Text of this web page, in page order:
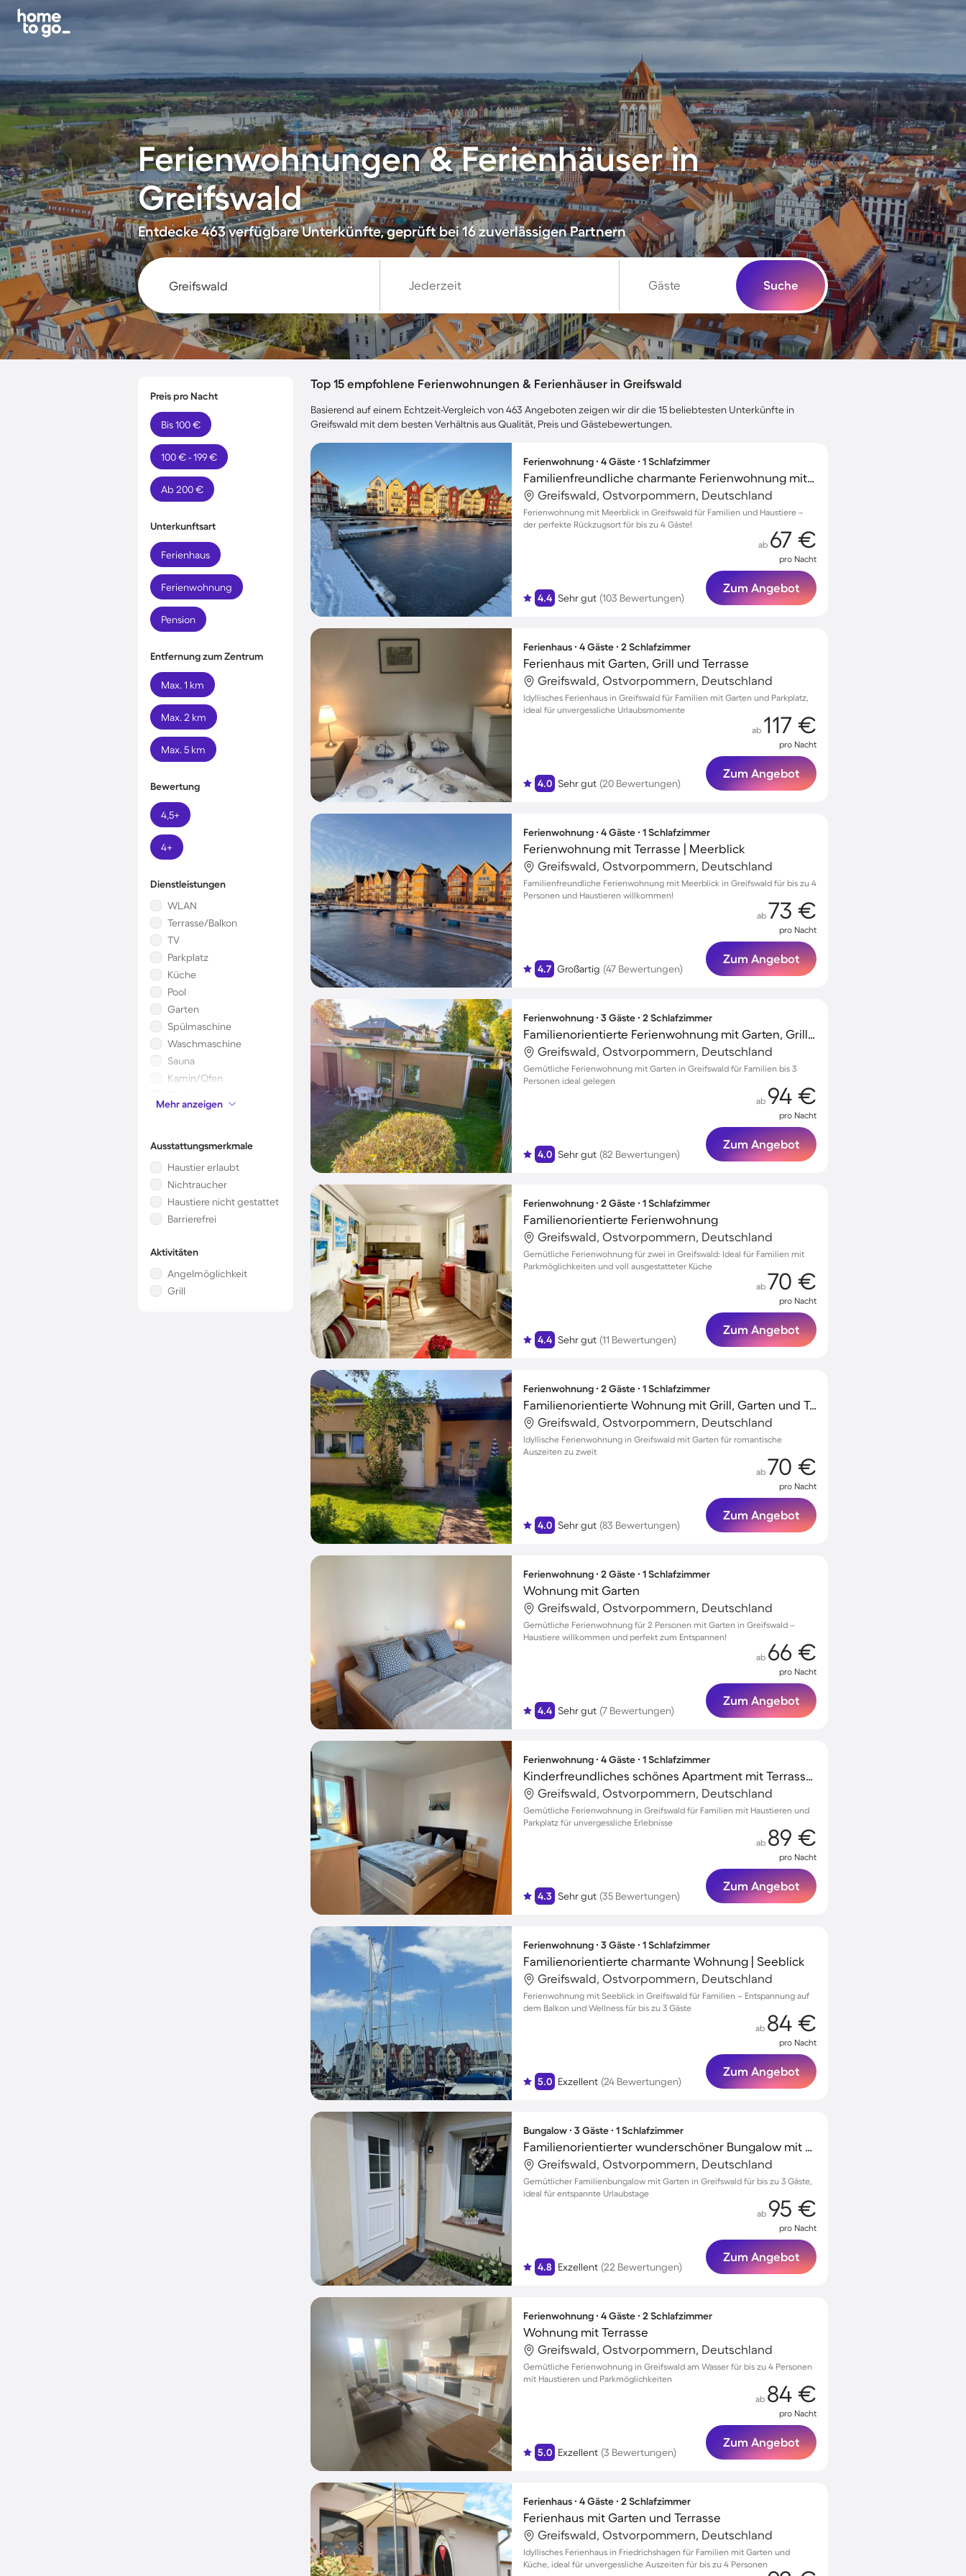
Ferienwohnungen & Ferienhäuser in
Greifswald
Entdecke 463 verfügbare Unterkünfte, geprüft bei 16 zuverlässigen Partnern
Jederzeit Gäste Suche
Preis pro Nacht
Bis 100 €
100 € - 199 €
Ab 200 €
Unterkunftsart
Ferienhaus
Ferienwohnung
Pension
Entfernung zum Zentrum
Max. 1 km
Max. 2 km
Max. 5 km
Bewertung
4,5+
4+
Dienstleistungen
WLAN
Terrasse/Balkon
TV
Parkplatz
Küche
Pool
Garten
Spülmaschine
Waschmaschine
Sauna
Kamin/Ofen
Kinderbett
Mikrowelle
Mehr anzeigen
Ausstattungsmerkmale
Haustier erlaubt
Nichtraucher
Haustiere nicht gestattet
Barrierefrei
Aktivitäten
Angelmöglichkeit
Grill
Top 15 empfohlene Ferienwohnungen & Ferienhäuser in Greifswald
Basierend auf einem Echtzeit-Vergleich von 463 Angeboten zeigen wir dir die 15 beliebtesten Unterkünfte in
Greifswald mit dem besten Verhältnis aus Qualität, Preis und Gästebewertungen.
Ferienwohnung ∙ 4 Gäste ∙ 1 Schlafzimmer
Familienfreundliche charmante Ferienwohnung mit Terrasse | Meerblick | Haustiere erlaubt
Greifswald, Ostvorpommern, Deutschland
Ferienwohnung mit Meerblick in Greifswald für Familien und Haustiere –
der perfekte Rückzugsort für bis zu 4 Gäste!
4.4 Sehr gut (103 Bewertungen)
ab 67 €
pro Nacht
Zum Angebot
Ferienhaus ∙ 4 Gäste ∙ 2 Schlafzimmer
Ferienhaus mit Garten, Grill und Terrasse
Greifswald, Ostvorpommern, Deutschland
Idyllisches Ferienhaus in Greifswald für Familien mit Garten und Parkplatz,
ideal für unvergessliche Urlaubsmomente
4.0 Sehr gut (20 Bewertungen)
ab 117 €
pro Nacht
Zum Angebot
Ferienwohnung ∙ 4 Gäste ∙ 1 Schlafzimmer
Ferienwohnung mit Terrasse | Meerblick
Greifswald, Ostvorpommern, Deutschland
Familienfreundliche Ferienwohnung mit Meerblick in Greifswald für bis zu 4
Personen und Haustieren willkommen!
4.7 Großartig (47 Bewertungen)
ab 73 €
pro Nacht
Zum Angebot
Ferienwohnung ∙ 3 Gäste ∙ 2 Schlafzimmer
Familienorientierte Ferienwohnung mit Garten, Grill und Terrasse
Greifswald, Ostvorpommern, Deutschland
Gemütliche Ferienwohnung mit Garten in Greifswald für Familien bis 3
Personen ideal gelegen
4.0 Sehr gut (82 Bewertungen)
ab 94 €
pro Nacht
Zum Angebot
Ferienwohnung ∙ 2 Gäste ∙ 1 Schlafzimmer
Familienorientierte Ferienwohnung
Greifswald, Ostvorpommern, Deutschland
Gemütliche Ferienwohnung für zwei in Greifswald: Ideal für Familien mit
Parkmöglichkeiten und voll ausgestatteter Küche
4.4 Sehr gut (11 Bewertungen)
ab 70 €
pro Nacht
Zum Angebot
Ferienwohnung ∙ 2 Gäste ∙ 1 Schlafzimmer
Familienorientierte Wohnung mit Grill, Garten und Terrasse
Greifswald, Ostvorpommern, Deutschland
Idyllische Ferienwohnung in Greifswald mit Garten für romantische
Auszeiten zu zweit
4.0 Sehr gut (83 Bewertungen)
ab 70 €
pro Nacht
Zum Angebot
Ferienwohnung ∙ 2 Gäste ∙ 1 Schlafzimmer
Wohnung mit Garten
Greifswald, Ostvorpommern, Deutschland
Gemütliche Ferienwohnung für 2 Personen mit Garten in Greifswald –
Haustiere willkommen und perfekt zum Entspannen!
4.4 Sehr gut (7 Bewertungen)
ab 66 €
pro Nacht
Zum Angebot
Ferienwohnung ∙ 4 Gäste ∙ 1 Schlafzimmer
Kinderfreundliches schönes Apartment mit Terrasse | Hunde erlaubt
Greifswald, Ostvorpommern, Deutschland
Gemütliche Ferienwohnung in Greifswald für Familien mit Haustieren und
Parkplatz für unvergessliche Erlebnisse
4.3 Sehr gut (35 Bewertungen)
ab 89 €
pro Nacht
Zum Angebot
Ferienwohnung ∙ 3 Gäste ∙ 1 Schlafzimmer
Familienorientierte charmante Wohnung | Seeblick
Greifswald, Ostvorpommern, Deutschland
Ferienwohnung mit Seeblick in Greifswald für Familien – Entspannung auf
dem Balkon und Wellness für bis zu 3 Gäste
5.0 Exzellent (24 Bewertungen)
ab 84 €
pro Nacht
Zum Angebot
Bungalow ∙ 3 Gäste ∙ 1 Schlafzimmer
Familienorientierter wunderschöner Bungalow mit Garten
Greifswald, Ostvorpommern, Deutschland
Gemütlicher Familienbungalow mit Garten in Greifswald für bis zu 3 Gäste,
ideal für entspannte Urlaubstage
4.8 Exzellent (22 Bewertungen)
ab 95 €
pro Nacht
Zum Angebot
Ferienwohnung ∙ 4 Gäste ∙ 2 Schlafzimmer
Wohnung mit Terrasse
Greifswald, Ostvorpommern, Deutschland
Gemütliche Ferienwohnung in Greifswald am Wasser für bis zu 4 Personen
mit Haustieren und Parkmöglichkeiten
5.0 Exzellent (3 Bewertungen)
ab 84 €
pro Nacht
Zum Angebot
Ferienhaus ∙ 4 Gäste ∙ 2 Schlafzimmer
Ferienhaus mit Garten und Terrasse
Greifswald, Ostvorpommern, Deutschland
Idyllisches Ferienhaus in Friedrichshagen für Familien mit Garten und
Küche, ideal für unvergessliche Auszeiten für bis zu 4 Personen